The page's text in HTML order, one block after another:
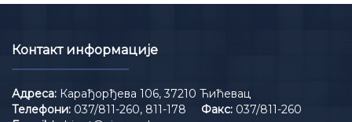
Контакт информације
Адреса: Карађорђева 106, 37210 Ћићевац
Телефони: 037/811-260, 811-178 Факс: 037/811-260